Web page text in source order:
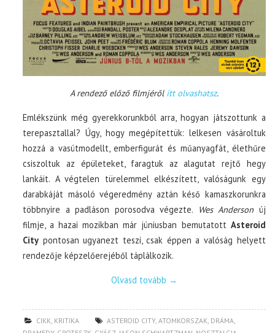
A rendező előző filmjéről itt olvashatsz.
Emlékszünk még gyerekkorunkból arra, hogyan játszottunk a
terepasztallal? Úgy, hogy megépítettük: lelkesen vásároltuk
hozzá a vasútmodellt, emberfigurát és műanyagfát, élethűre
csiszoltuk az épületeket, faragtuk az alagutat rejtő hegy
lankáit. A végtelen türelemmel elkészített, valóságunk egy
darabkáját másoló végeredmény aztán késő kamaszkorunkra
többnyire a padláson porosodva végezte. Wes Andersonúj
filmje, a hazai mozikban már júniusban bemutatott Asteroid
City pontosan ugyanezt teszi, csak éppen a valóság helyett
rendezője képzelőerejéből táplálkozik.
Olvasd tovább →
CIKK, KRITIKA ASTEROID CITY,ATOMKORSZAK, DRÁMA,